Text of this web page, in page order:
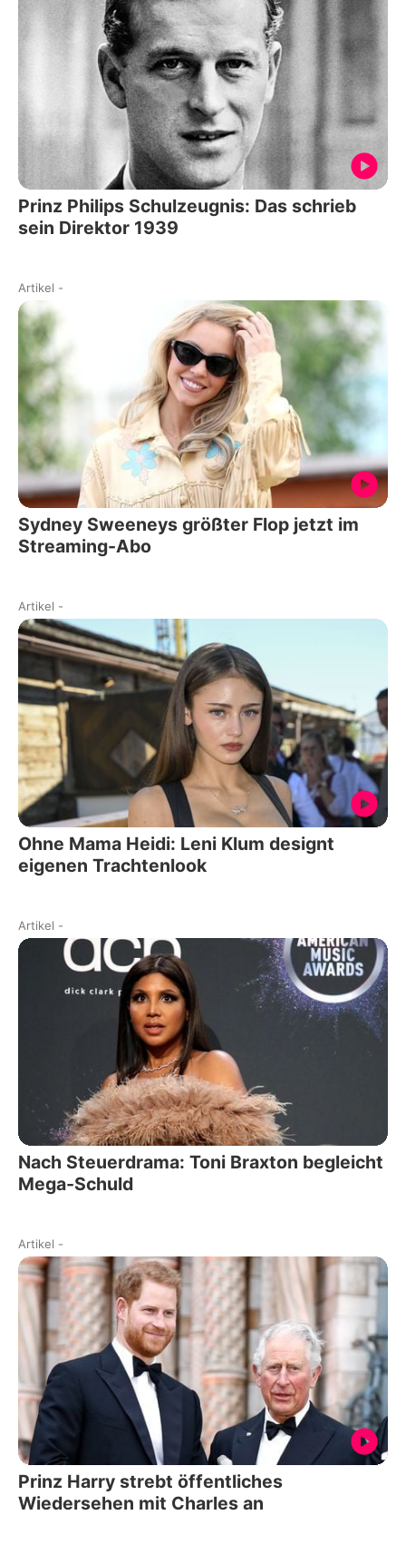
Prinz Philips Schulzeugnis: Das schrieb
sein Direktor 1939
Artikel -
Sydney Sweeneys größter Flop jetzt im
Streaming-Abo
Artikel -
Ohne Mama Heidi: Leni Klum designt
eigenen Trachtenlook
Artikel -
Nach Steuerdrama: Toni Braxton begleicht
Mega-Schuld
Artikel -
Prinz Harry strebt öffentliches
Wiedersehen mit Charles an